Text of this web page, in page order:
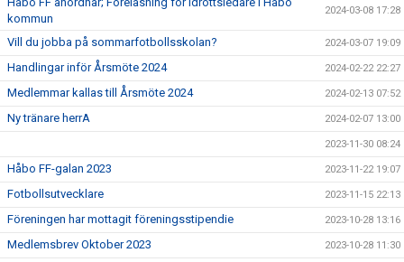
kommun
2024-03-08 17:28
Vill du jobba på sommarfotbollsskolan? 2024-03-07 19:09
Handlingar inför Årsmöte 2024 2024-02-22 22:27
Medlemmar kallas till Årsmöte 2024 2024-02-13 07:52
Ny tränare herrA 2024-02-07 13:00
2023-11-30 08:24
Håbo FF-galan 2023 2023-11-22 19:07
Fotbollsutvecklare 2023-11-15 22:13
Föreningen har mottagit föreningsstipendie 2023-10-28 13:16
Medlemsbrev Oktober 2023 2023-10-28 11:30